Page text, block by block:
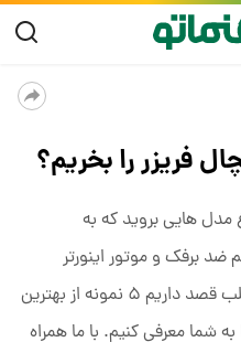
مدل هایی بروید که به
برفک و موتور اینورتر
کم‌مصرف مجهز شده‌اند. در این مطلب قصد داریم ۵ نمونه از بهترین
بازار را به شما معرفی کنیم. با ما همراه